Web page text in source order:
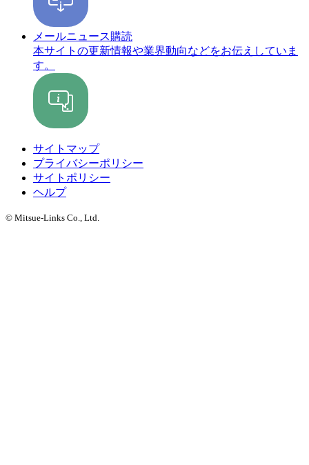
メールニュース購読
本サイトの更新情報や業界動向などをお伝えしていま
す。
サイトマップ
プライバシーポリシー
サイトポリシー
ヘルプ
© Mitsue-Links Co., Ltd.